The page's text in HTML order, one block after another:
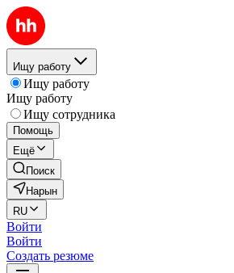
Ищу работу
Ищу работу
Ищу работу
Ищу сотрудника
Помощь
Ещё
Поиск
Нарын
RU
Войти
Войти
Создать резюме